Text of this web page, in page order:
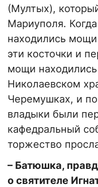
(Мултых),
Мариуполя.
находились мощи
эти косточки и
мощи
Николаевском
Черемушках, и
владыки были
кафедральный
торжество
– Батюшка,
о святителе